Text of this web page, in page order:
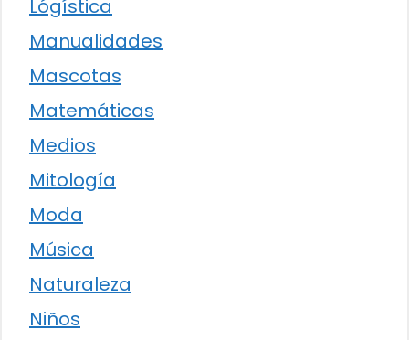
Lógística
Manualidades
Mascotas
Matemáticas
Medios
Mitología
Moda
Música
Naturaleza
Niños